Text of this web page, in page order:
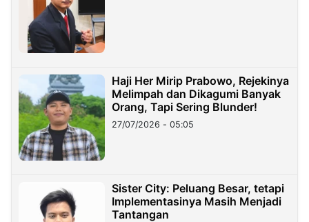
Haji Her Mirip Prabowo, Rejekinya
Melimpah dan Dikagumi Banyak
Orang, Tapi Sering Blunder!
27/07/2026 - 05:05
Sister City: Peluang Besar, tetapi
Implementasinya Masih Menjadi
Tantangan